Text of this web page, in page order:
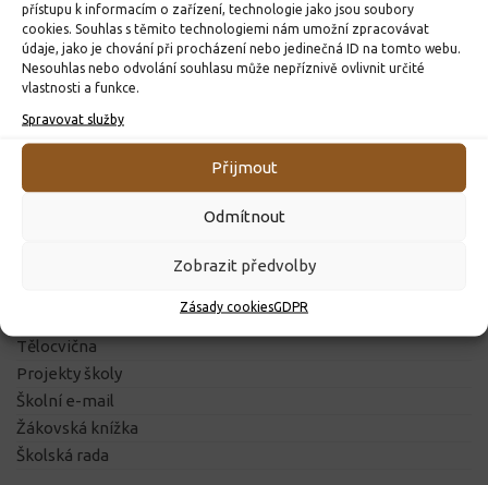
přístupu k informacím o zařízení, technologie jako jsou soubory
cookies. Souhlas s těmito technologiemi nám umožní zpracovávat
údaje, jako je chování při procházení nebo jedinečná ID na tomto webu.
Nesouhlas nebo odvolání souhlasu může nepříznivě ovlivnit určité
vlastnosti a funkce.
Spravovat služby
Přijmout
Odmítnout
Zobrazit předvolby
Zásady cookiesGDPR
29. 3. 2026 29. 3. 2022
Tělocvična
Projekty školy
Školní e-mail
Žákovská knížka
Školská rada